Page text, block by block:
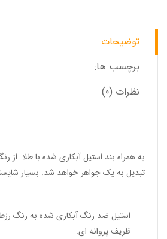
توضیحات
برچسب ها:
نظرات (0)
به همراه بند استیل آبکاری شده با طلا از
تبدیل به یک جواهر خواهد شد. بسیار
استیل ضد زنگ آبکاری شده به رنگ
ظریف پروانه ای.